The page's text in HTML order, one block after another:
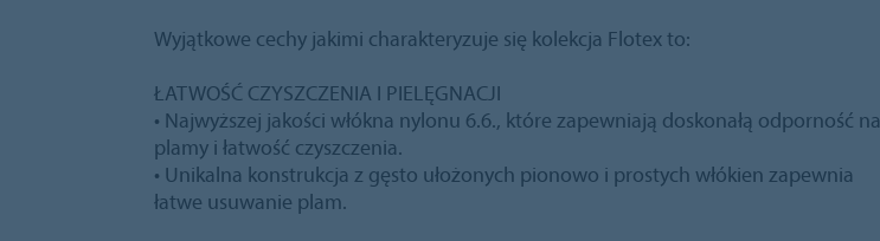
Wyjątkowe cechy jakimi charakteryzuje się kolekcja Flotex to:
ŁATWOŚĆ CZYSZCZENIA I PIELĘGNACJI
• Najwyższej jakości włókna nylonu 6.6., które zapewniają doskonałą odporność na
plamy i łatwość czyszczenia.
• Unikalna konstrukcja z gęsto ułożonych pionowo i prostych włókien zapewnia
łatwe usuwanie plam.